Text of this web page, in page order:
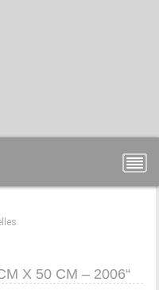
X 50 CM – 2006“